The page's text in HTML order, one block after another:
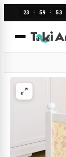
23 : 59 : 53